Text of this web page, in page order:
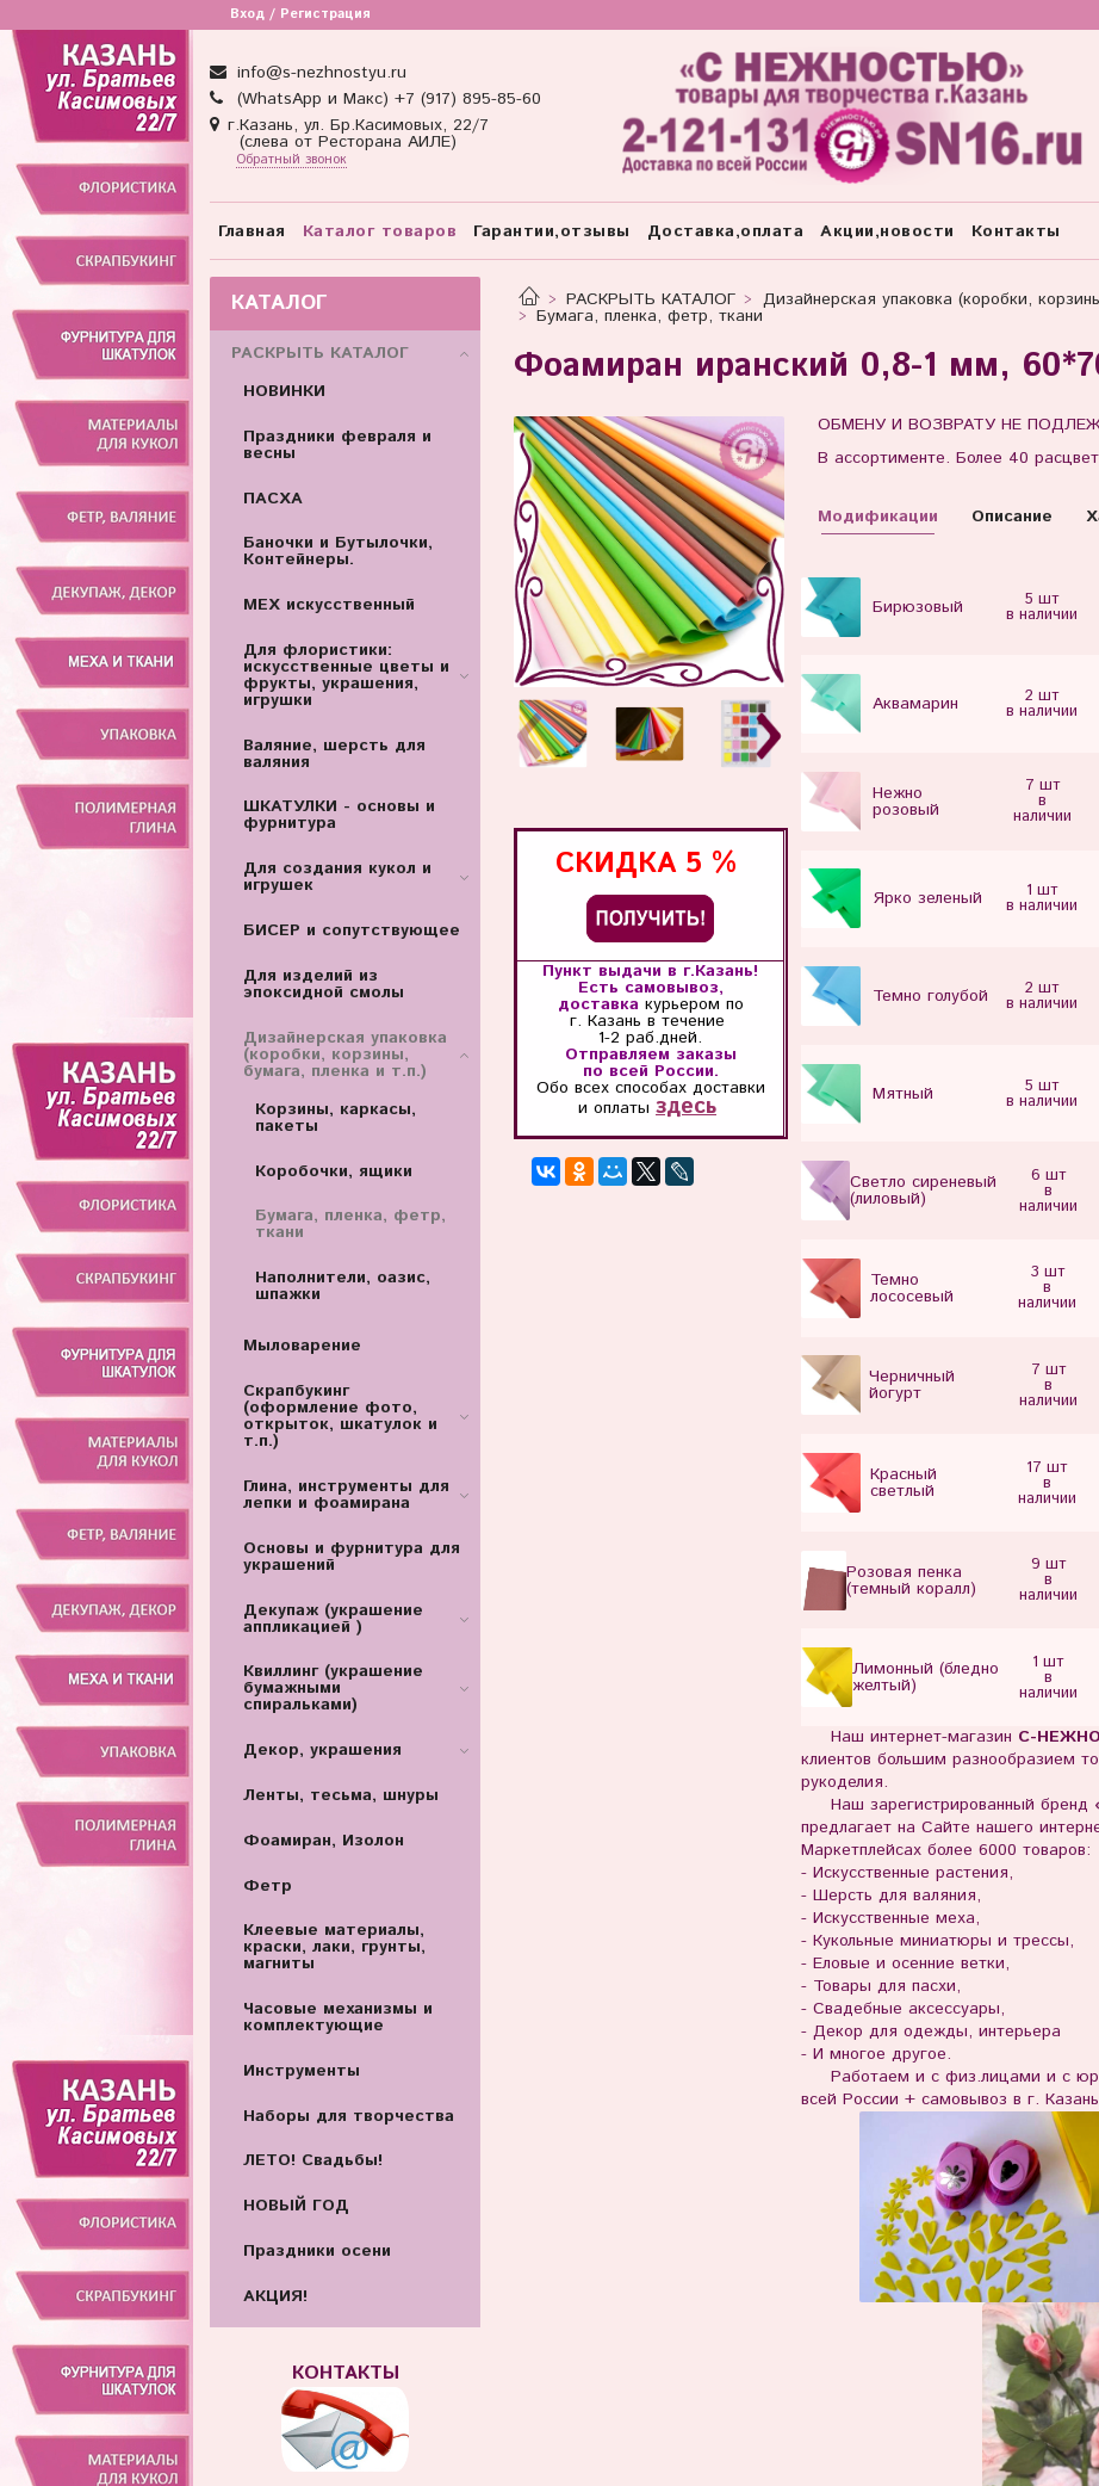
Вход / Регистрация
info@s-nezhnostyu.ru
(WhatsApp и Макс) +7 (917) 895-85-60
г.Казань, ул. Бр.Касимовых, 22/7
(слева от Ресторана АИЛЕ)
Обратный звонок
Главная Каталог товаров Гарантии,отзывы Доставка,оплата Акции,новости Контакты
РАСКРЫТЬ КАТАЛОГ Дизайнерская упаковка (коробки,
Бумага, пленка, фетр, ткани
Фоамиран иранский 0,8-1 мм,
СКИДКА 5 %
Пункт выдачи в г.Казань!
Есть самовывоз,
доставка курьером по
г. Казань в течение
1-2 раб.дней.
Отправляем заказы
по всей России.
Обо всех способах доставки
и оплаты здесь
ОБМЕНУ И ВОЗВРАТУ НЕ
В ассортименте. Более 40
Модификации
Бирюзовый 5 шт
в наличии
Аквамарин 2 шт
в наличии
Нежно
розовый
7 шт
в
наличии
Ярко зеленый 1 шт
в наличии
Темно голубой 2 шт
в наличии
Мятный 5 шт
в наличии
Светло сиреневый
(лиловый)
6 шт
в
наличии
Темно
лососевый
3 шт
в
наличии
Черничный
йогурт
7 шт
в
наличии
Красный
светлый
17 шт
в
наличии
Розовая пенка
(темный коралл)
9 шт
в
наличии
Лимонный (бледно
желтый)
1 шт
в
наличии
Наш интернет-магазин С-
клиентов большим разнообразием
рукоделия.
Наш зарегистрированный бренд
предлагает на Сайте нашего
Маркетплейсах более 6000 товаров:
- Искусственные растения,
- Шерсть для валяния,
- Искусственные меха,
- Кукольные миниатюры и трессы,
- Еловые и осенние ветки,
- Товары для пасхи,
- Свадебные аксессуары,
- Декор для одежды, интерьера
- И многое другое.
Работаем и с физ.лицами и с
всей России + самовывоз в г.
Описание
КАТАЛОГ
РАСКРЫТЬ КАТАЛОГ
НОВИНКИ
Праздники февраля и
весны
ПАСХА
Баночки и Бутылочки,
Контейнеры.
МЕХ искусственный
Для флористики:
искусственные цветы и
фрукты, украшения,
игрушки
Валяние, шерсть для
валяния
ШКАТУЛКИ - основы и
фурнитура
Для создания кукол и
игрушек
БИСЕР и сопутствующее
Для изделий из
эпоксидной смолы
Дизайнерская упаковка
(коробки, корзины,
бумага, пленка и т.п.)
Корзины, каркасы,
пакеты
Коробочки, ящики
Бумага, пленка, фетр,
ткани
Наполнители, оазис,
шпажки
Мыловарение
Скрапбукинг
(оформление фото,
открыток, шкатулок и
т.п.)
Глина, инструменты для
лепки и фоамирана
Основы и фурнитура для
украшений
Декупаж (украшение
аппликацией )
Квиллинг (украшение
бумажными
спиральками)
Декор, украшения
Ленты, тесьма, шнуры
Фоамиран, Изолон
Фетр
Клеевые материалы,
краски, лаки, грунты,
магниты
Часовые механизмы и
комплектующие
Инструменты
Наборы для творчества
ЛЕТО! Свадьбы!
НОВЫЙ ГОД
Праздники осени
АКЦИЯ!
КОНТАКТЫ